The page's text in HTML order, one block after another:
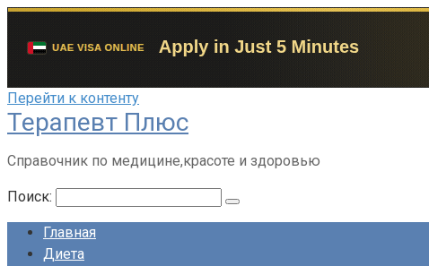
Перейти к контенту
Терапевт Плюс
Справочник по медицине,красоте и здоровью
Поиск:
Главная
Диета